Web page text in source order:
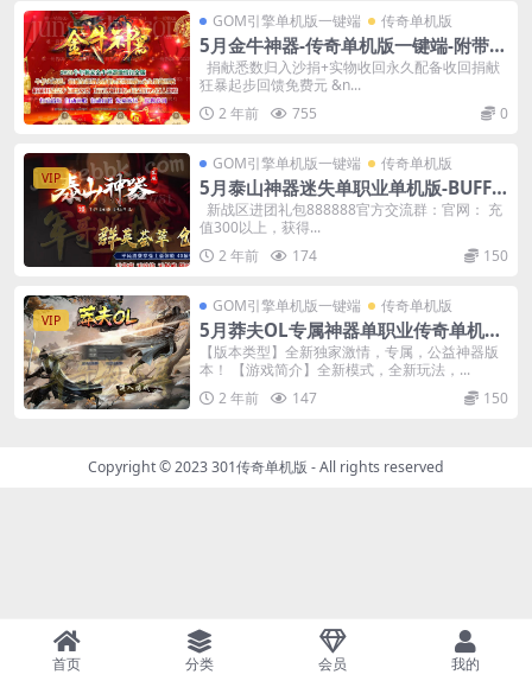
GOM引擎单机版一键端 传奇单机版
5月金牛神器-传奇单机版一键端-附带强
大GM后台-炫酷光柱-微端传奇！
捐献悉数归入沙捐+实物收回永久配备收回捐献
狂暴起步回馈免费元 &n...
2 年前
755 0
VIP
GOM引擎单机版一键端 传奇单机版
5月泰山神器迷失单职业单机版-BUFF
洗练-附带GM后台
新战区进团礼包888888官方交流群：官网： 充
值300以上，获得...
2 年前
174 150
VIP
GOM引擎单机版一键端 传奇单机版
5月莽夫OL专属神器单职业传奇单机版-
附带GM后台
【版本类型】全新独家激情，专属，公益神器版
本！ 【游戏简介】全新模式，全新玩法，...
2 年前
147 150
Copyright © 2023301传奇单机版 - All rights reserved
首页 分类 会员 我的